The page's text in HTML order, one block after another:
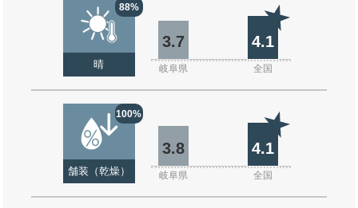
88%
晴
3.7 4.1
岐阜県 全国
100%
舗装（乾燥）
3.8 4.1
岐阜県 全国